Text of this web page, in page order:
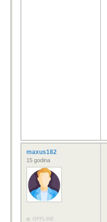
maxus182
15 godina
OFFLINE